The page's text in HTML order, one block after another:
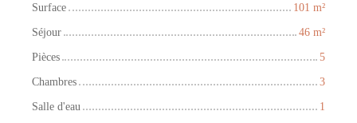
Surface
101 m²
Séjour
46 m²
Pièces
5
Chambres
3
Salle d'eau
1